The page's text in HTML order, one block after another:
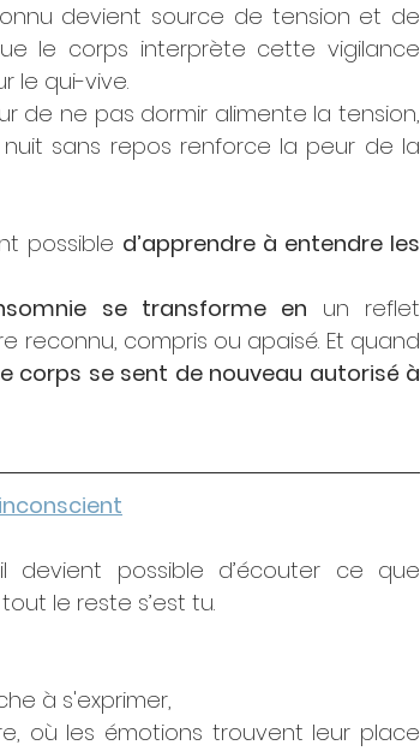
devient source de tension et de
le corps interprète cette vigilance
le qui-vive.
de ne pas dormir alimente la tension,
sans repos renforce la peur de la
possible d’apprendre à entendre les
se transforme en un reflet
reconnu, compris ou apaisé. Et quand
corps se sent de nouveau autorisé à
devient possible d’écouter ce que
le reste s’est tu.
à s'exprimer,
où les émotions trouvent leur place